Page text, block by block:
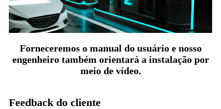
Forneceremos o manual do usuário e nosso
engenheiro também orientará a instalação por
meio de vídeo.
Feedback do cliente